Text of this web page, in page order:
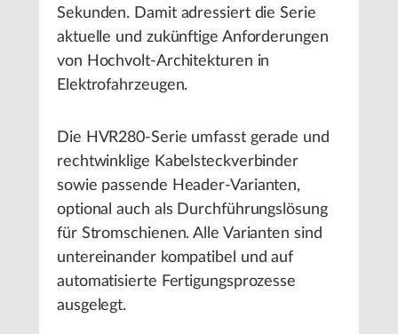
Sekunden. Damit adressiert die Serie
aktuelle und zukünftige Anforderungen
von Hochvolt-Architekturen in
Elektrofahrzeugen.
Die HVR280-Serie umfasst gerade und
rechtwinklige Kabelsteckverbinder
sowie passende Header-Varianten,
optional auch als Durchführungslösung
für Stromschienen. Alle Varianten sind
untereinander kompatibel und auf
automatisierte Fertigungsprozesse
ausgelegt.